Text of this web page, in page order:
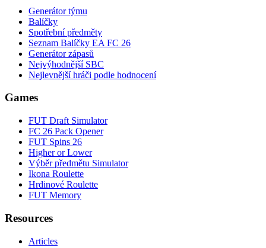
Generátor týmu
Balíčky
Spotřební předměty
Seznam Balíčky EA FC 26
Generátor zápasů
Nejvýhodnější SBC
Nejlevnější hráči podle hodnocení
Games
FUT Draft Simulator
FC 26 Pack Opener
FUT Spins 26
Higher or Lower
Výběr předmětu Simulator
Ikona Roulette
Hrdinové Roulette
FUT Memory
Resources
Articles